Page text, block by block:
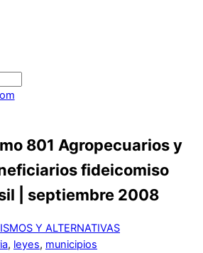
801 Agropecuarios y
fideicomiso
| septiembre 2008
Y ALTERNATIVAS
, leyes, municipios